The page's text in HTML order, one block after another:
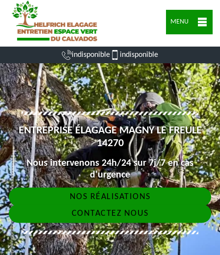
MENU
indisponible indisponible
ENTREPRISE ÉLAGAGE MAGNY LE FREULE
14270
Nous intervenons 24h/24 sur 7j/7 en cas
d'urgence
NOS RÉALISATIONS
CONTACTEZ NOUS